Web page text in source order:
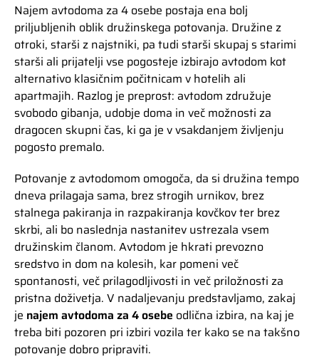
Najem avtodoma za 4 osebe postaja ena bolj
priljubljenih oblik družinskega potovanja. Družine z
otroki, starši z najstniki, pa tudi starši skupaj s starimi
starši ali prijatelji vse pogosteje izbirajo avtodom kot
alternativo klasičnim počitnicam v hotelih ali
apartmajih. Razlog je preprost: avtodom združuje
svobodo gibanja, udobje doma in več možnosti za
dragocen skupni čas, ki ga je v vsakdanjem življenju
pogosto premalo.
Potovanje z avtodomom omogoča, da si družina tempo
dneva prilagaja sama, brez strogih urnikov, brez
stalnega pakiranja in razpakiranja kovčkov ter brez
skrbi, ali bo naslednja nastanitev ustrezala vsem
družinskim članom. Avtodom je hkrati prevozno
sredstvo in dom na kolesih, kar pomeni več
spontanosti, več prilagodljivosti in več priložnosti za
pristna doživetja. V nadaljevanju predstavljamo, zakaj
je najem avtodoma za 4 osebe odlična izbira, na kaj je
treba biti pozoren pri izbiri vozila ter kako se na takšno
potovanje dobro pripraviti.